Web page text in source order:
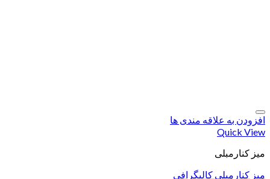
افزودن به علاقه مندی ها
Quick View
میز کنارمبلی
میز کنارمبلی کالیگرافی